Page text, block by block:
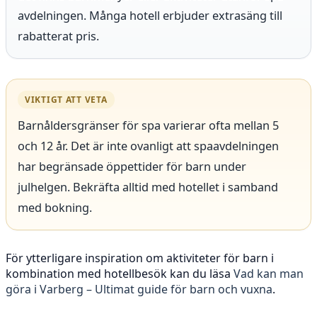
avdelningen. Många hotell erbjuder extrasäng till
rabatterat pris.
VIKTIGT ATT VETA
Barnåldersgränser för spa varierar ofta mellan 5
och 12 år. Det är inte ovanligt att spaavdelningen
har begränsade öppettider för barn under
julhelgen. Bekräfta alltid med hotellet i samband
med bokning.
För ytterligare inspiration om aktiviteter för barn i
kombination med hotellbesök kan du läsa Vad kan man
göra i Varberg – Ultimat guide för barn och vuxna.